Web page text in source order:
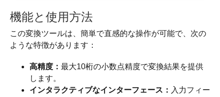
機能と使用方法
この変換ツールは、簡単で直感的な操作が可能で、次の
ような特徴があります：
高精度： 最大10桁の小数点精度で変換結果を提供
します。
インタラクティブなインターフェース： 入力フィー